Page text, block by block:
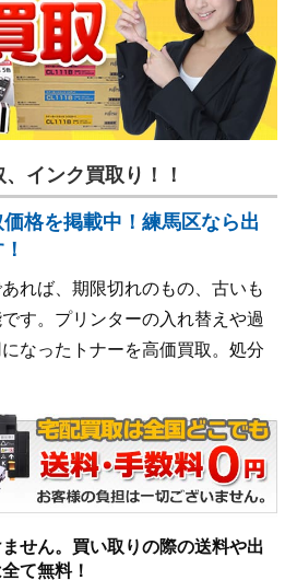
インク買取り！！
格を掲載中！練馬区なら出
れば、期限切れのもの、古いも
す。プリンターの入れ替えや過
なったトナーを高価買取。処分
せん。買い取りの際の送料や出
て無料！